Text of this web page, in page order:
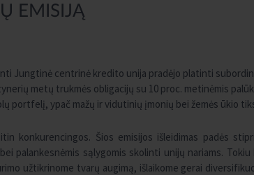
EMISIJĄ
Jungtinė centrinė kredito unija pradėjo platinti
metų trukmės obligacijų su 10 proc. metinėmis
portfelį, ypač mažų ir vidutinių įmonių bei žemės ūkio
konkurencingos. Šios emisijos išleidimas padės
palankesnėmis sąlygomis skolinti unijų nariams.
užtikrinome tvarų augimą, išlaikome gerai